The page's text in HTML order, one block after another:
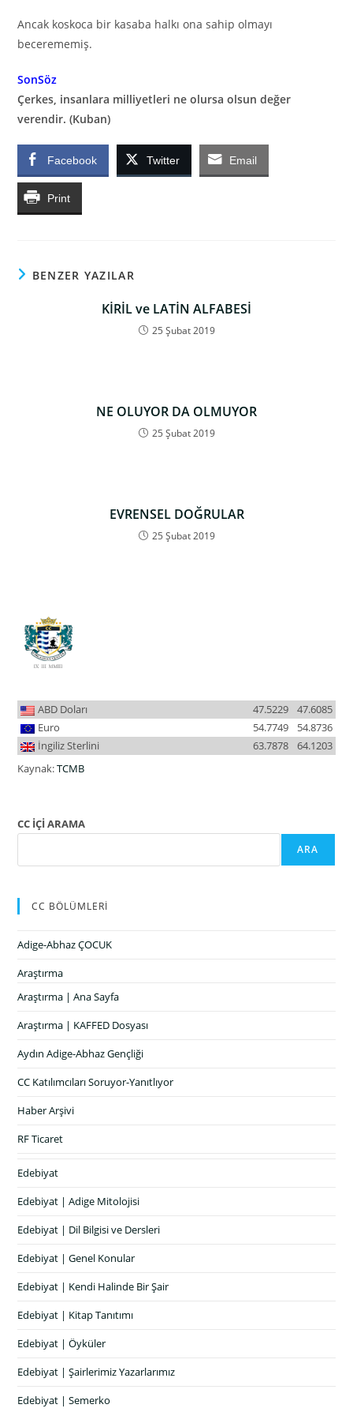
Ancak koskoca bir kasaba halkı ona sahip olmayı
becerememiş.
SonSöz
Çerkes, insanlara milliyetleri ne olursa olsun değer
verendir. (Kuban)
Facebook Twitter Email
Print
BENZER YAZILAR
KİRİL ve LATİN ALFABESİ
25 Şubat 2019
NE OLUYOR DA OLMUYOR
25 Şubat 2019
EVRENSEL DOĞRULAR
25 Şubat 2019
ABD Doları 47.6085
47.5229
Euro
54.8736
54.7749
İngiliz Sterlini
64.1203
63.7878
Kaynak:TCMB
CC İÇİ ARAMA
ARA
CC BÖLÜMLERİ
Adige-Abhaz ÇOCUK
Araştırma
Araştırma | Ana Sayfa
Araştırma | KAFFED Dosyası
Aydın Adige-Abhaz Gençliği
CC Katılımcıları Soruyor-Yanıtlıyor
Haber Arşivi
RF Ticaret
Edebiyat
Edebiyat | Adige Mitolojisi
Edebiyat | Dil Bilgisi ve Dersleri
Edebiyat | Genel Konular
Edebiyat | Kendi Halinde Bir Şair
Edebiyat | Kitap Tanıtımı
Edebiyat | Öyküler
Edebiyat | Şairlerimiz Yazarlarımız
Edebiyat | Semerko